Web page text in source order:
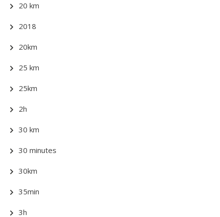
20 km
2018
20km
25 km
25km
2h
30 km
30 minutes
30km
35min
3h